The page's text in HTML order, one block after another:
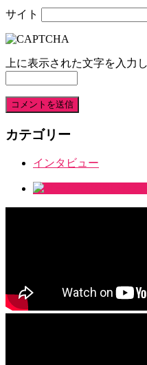
サイト
上に表示された文字を入力
カテゴリー
インタビュー